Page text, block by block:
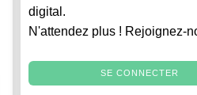
digital.
N'attendez plus ! Rejoignez-
SE CONNECTER